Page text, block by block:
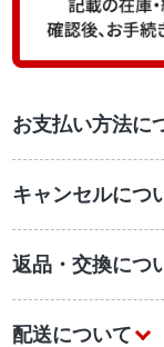
お支払い方法に
キャンセルにつ
返品・交換につ
配送について